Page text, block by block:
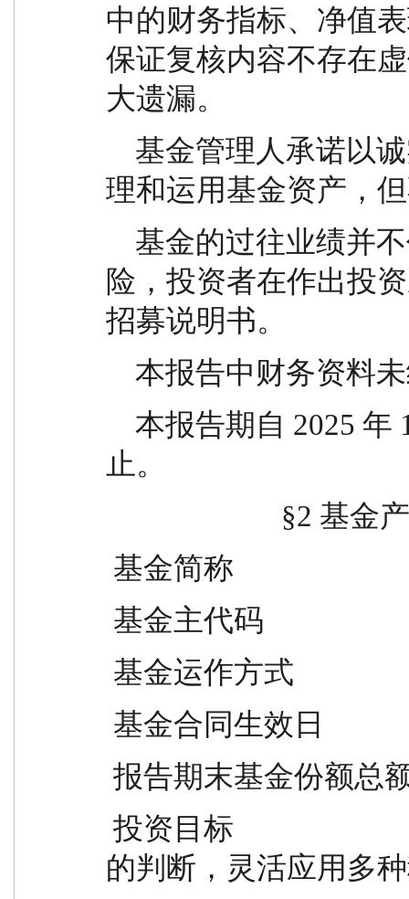
中的财务指标、净值
保证复核内容不存在
大遗漏。
理和运用基金资产，
险，投资者在作出投
招募说明书。
本报告中财务资料
止。
基金简称
基金主代码
基金运作方式
基金合同生效日
报告期末基金份额总
的判断，灵活应用多